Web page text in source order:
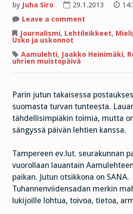
by Juha Siro 29.1.2013
Leave a comment
sana
Journalismi, Lehtileikkeet,
Usko ja uskonnot
Aamulehti, Jaakko Heinimäki,
uhrien muistopäivä
Parin jutun takaisessa
suomasta turvan tunteesta.
tähdellisimpiäkin toimia, mutta
sängyssä päivän lehtien kanssa.
Tampereen ev.lut. seurakunnan
vuorollaan lauantain
paikan. Jutun otsikkona on SANA.
Tuhannenviidensadan merkin
lukijoille lohtua, toivoa, tietoa,